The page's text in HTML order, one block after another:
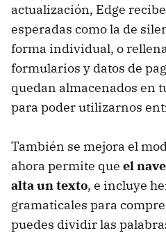
actualización, Edge
esperadas como la de
forma individual, o
formularios y datos de
quedan almacenados en
para poder utilizarnos
También se mejora el
ahora permite que el
alta un texto, e incluye
gramaticales para
puedes dividir las